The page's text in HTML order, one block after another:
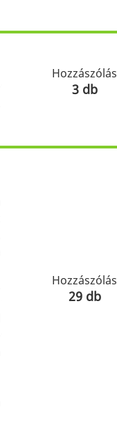
Hozzászólás
3 db
Hozzászólás
29 db